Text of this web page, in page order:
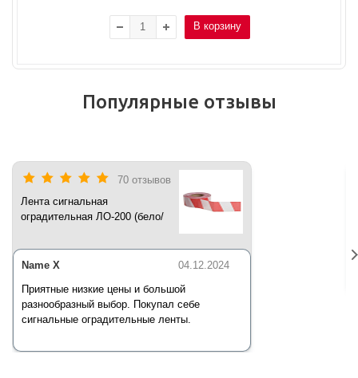
В корзину
Популярные отзывы
70 отзывов
Лента сигнальная
оградительная ЛО-200 (бело/
04.12.2024
Name X
Приятные низкие цены и большой
разнообразный выбор. Покупал себе
сигнальные оградительные ленты.